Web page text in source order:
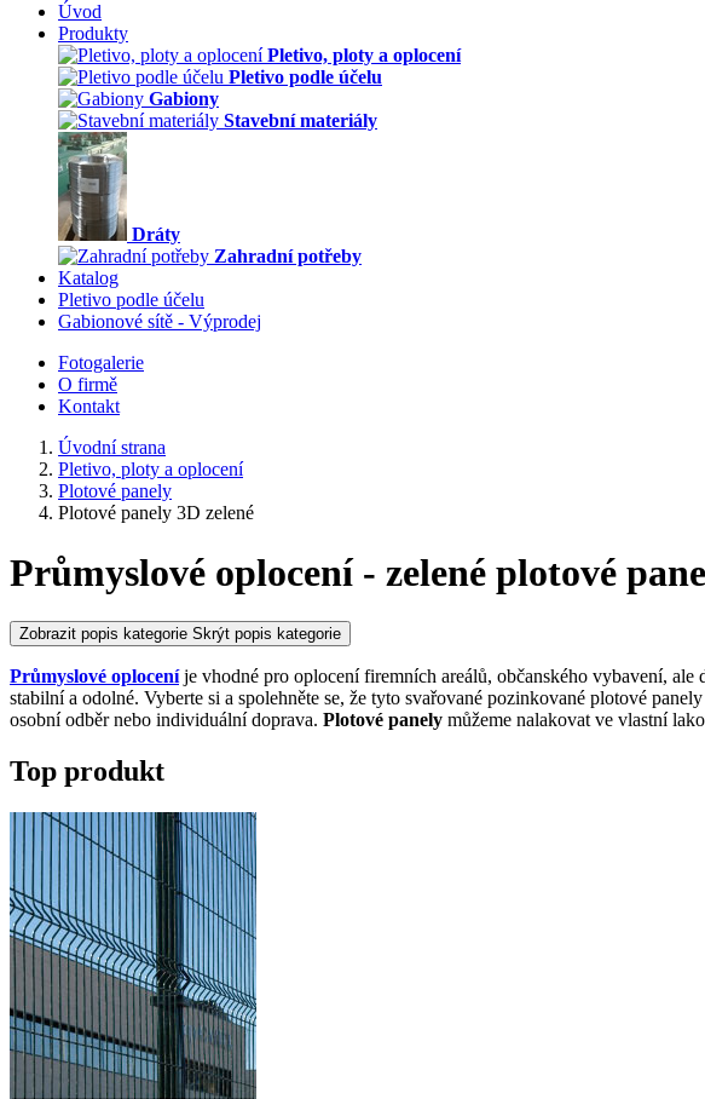
Úvod
Produkty
Pletivo, ploty a oplocení
Pletivo podle účelu
Gabiony
Stavební materiály
Dráty
Zahradní potřeby
Katalog
Pletivo podle účelu
Gabionové sítě - Výprodej
Fotogalerie
O firmě
Kontakt
Úvodní strana
Pletivo, ploty a oplocení
Plotové panely
Plotové panely 3D zelené
Průmyslové oplocení - zelené plotové
Zobrazit popis kategorie Skrýt popis kategorie
Průmyslové oploceníje vhodné pro oplocení firemních areálů, občanského vybavení, ale
stabilní a odolné. Vyberte si a spolehněte se, že tyto svařované pozinkované plotové
osobní odběr nebo individuální doprava. Plotové panely můžeme nalakovat ve vlastní
Top produkt